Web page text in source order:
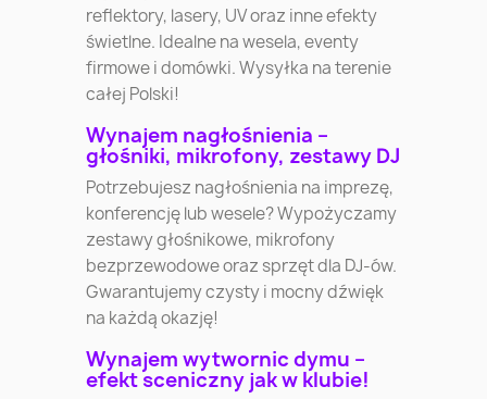
reflektory, lasery, UV oraz inne efekty
świetlne. Idealne na wesela, eventy
firmowe i domówki. Wysyłka na terenie
całej Polski!
Wynajem nagłośnienia –
głośniki, mikrofony, zestawy DJ
Potrzebujesz nagłośnienia na imprezę,
konferencję lub wesele? Wypożyczamy
zestawy głośnikowe, mikrofony
bezprzewodowe oraz sprzęt dla DJ-ów.
Gwarantujemy czysty i mocny dźwięk
na każdą okazję!
Wynajem wytwornic dymu –
efekt sceniczny jak w klubie!